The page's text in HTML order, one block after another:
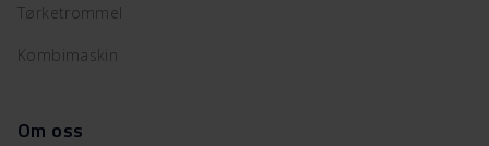
Tørketrommel
Kombimaskin
Om oss